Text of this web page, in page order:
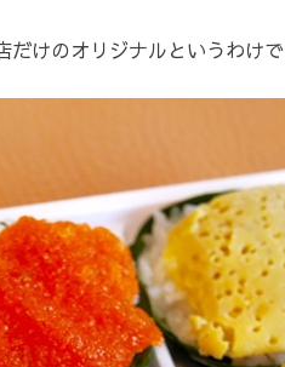
けのオリジナルというわけで